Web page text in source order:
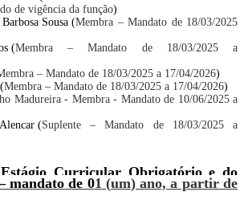
de vigência da função)
Sousa (Membra – Mandato de 18/03/2025
(Membra – Mandato de 18/03/2025 a
– Mandato de 18/03/2025 a 17/04/2026)
Membra – Mandato de 18/03/2025 a 17/04/2026)
Madureira - Membra - Mandato de 10/06/2025 a
(Suplente – Mandato de 18/03/2025 a
Estágio Curricular Obrigatório e do
mandato de 01 (um) ano, a partir de